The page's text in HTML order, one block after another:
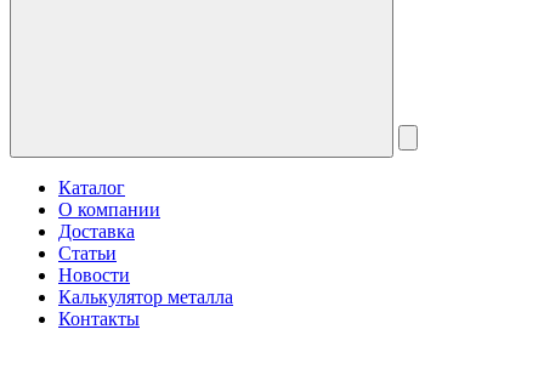
Каталог
О компании
Доставка
Статьи
Новости
Калькулятор металла
Контакты